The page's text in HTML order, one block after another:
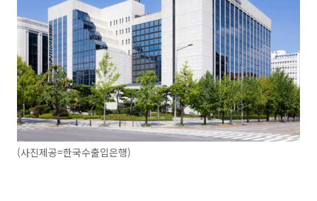
(사진제공=한국수출입은행)